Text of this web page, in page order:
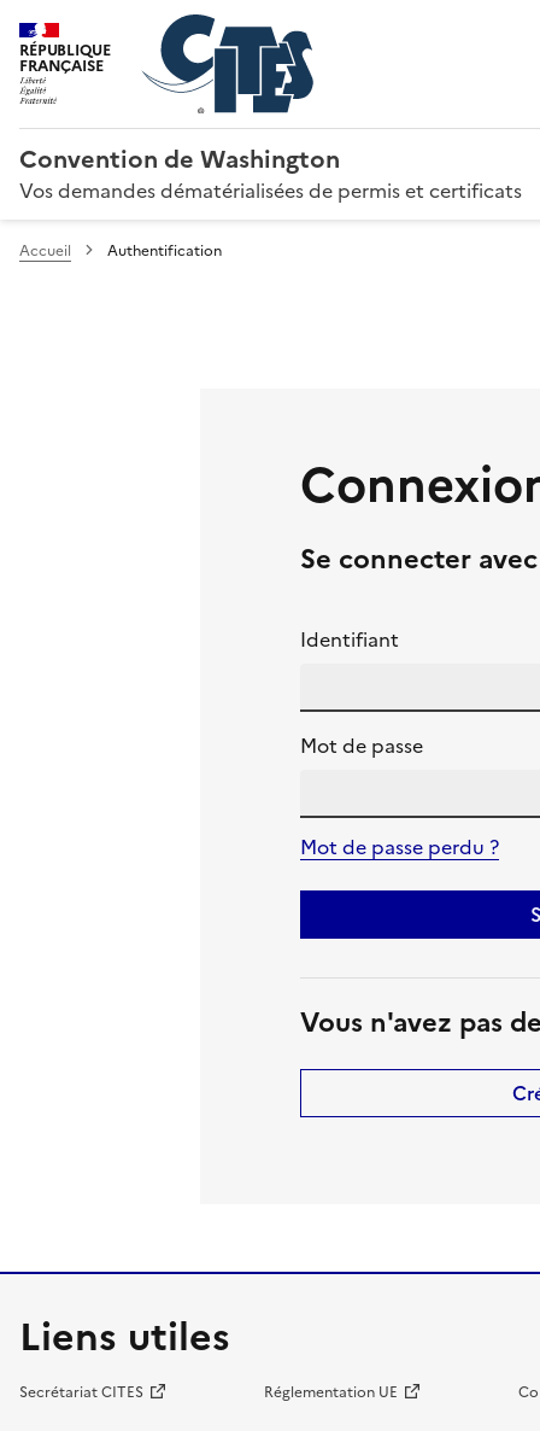
RÉPUBLIQUE
FRANÇAISE
Convention de Washington
Vos demandes dématérialisées de permis et certificats
Accueil Authentification
Se connecter
Identifiant
Mot de passe
Mot de passe perdu ?
Vous n'avez pas
Liens utiles
Secrétariat CITES Réglementation UE